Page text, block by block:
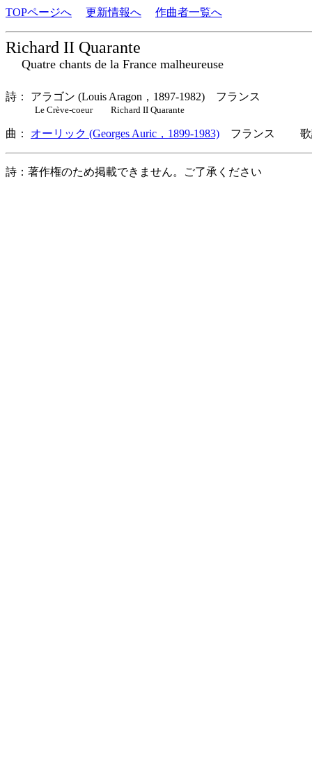
TOPページへ 更新情報へ 作曲者一覧へ
Richard II Quarante
Quatre chants de la France malheureuse
詩： アラゴン (Louis Aragon，1897-1982) フランス
Le Crève-coeur Richard II Quarante
曲： オーリック (Georges Auric，1899-1983) フランス 歌詞
詩：著作権のため掲載できません。ご了承ください